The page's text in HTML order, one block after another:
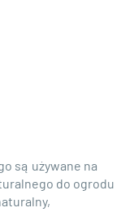
są używane na
do ogrodu